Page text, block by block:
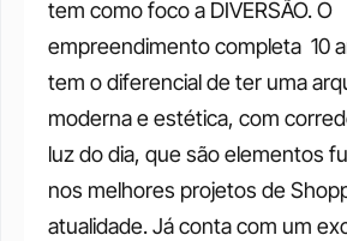
tem como foco a DIVERSÃO. O
empreendimento completa  10
tem o diferencial de ter uma
moderna e estética, com
luz do dia, que são elementos
nos melhores projetos de
atualidade. Já conta com um